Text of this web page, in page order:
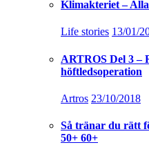
Klimakteriet –
Life stories 13/01/
ARTROS Del 3 –
höftledsoperation
Artros 23/10/2018
Så tränar du rätt
50+ 60+